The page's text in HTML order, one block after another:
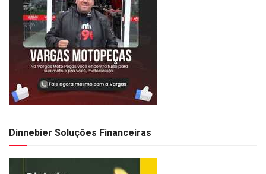
Dinnebier Soluções Financeiras